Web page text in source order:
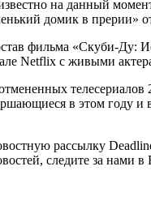
на данный
домик в прерии»
фильма «Скуби-Ду:
Netflix с живыми
телесериалов
в этом году и
рассылку
следите за нами в